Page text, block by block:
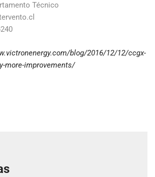
Técnico
blog/2016/12/12/ccgx-
more-improvements/